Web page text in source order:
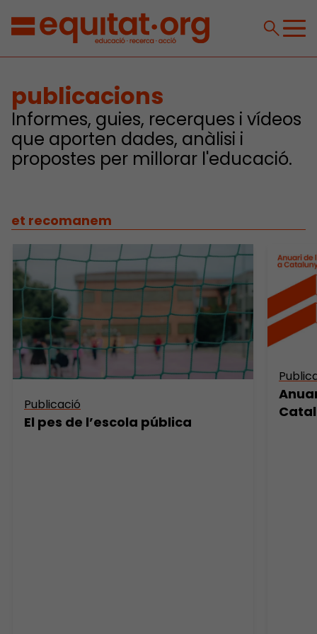
publicacions
Informes, guies, recerques i vídeos
que aporten dades, anàlisi i
propostes per millorar l'educació.
et recomanem
Publicació
El pes de l’escola pública